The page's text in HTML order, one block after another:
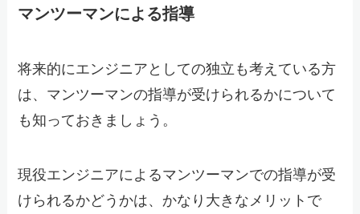
マンツーマンによる指導
将来的にエンジニアとしての独立も考えている方
は、マンツーマンの指導が受けられるかについて
も知っておきましょう。
現役エンジニアによるマンツーマンでの指導が受
けられるかどうかは、かなり大きなメリットで